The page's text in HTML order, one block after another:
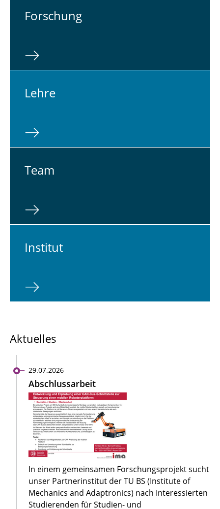
For­schung
Lehre
Team
In­sti­tut
Aktuelles
29.07.2026
Abschlussarbeit
In einem gemeinsamen Forschungsprojekt sucht
unser Partnerinstitut der TU BS (Institute of
Mechanics and Adaptronics) nach Interessierten
Studierenden für Studien- und